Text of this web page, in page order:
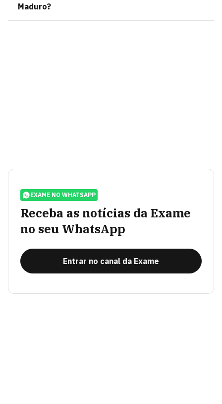
Maduro?
EXAME NO WHATSAPP
Receba as notícias da Exame
no seu WhatsApp
Entrar no canal da Exame